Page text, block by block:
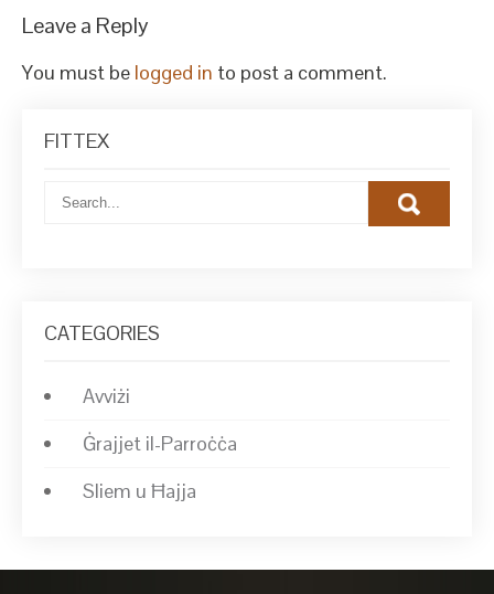
Leave a Reply
You must be logged in to post a comment.
FITTEX
CATEGORIES
Avviżi
Ġrajjet il-Parroċċa
Sliem u Ħajja